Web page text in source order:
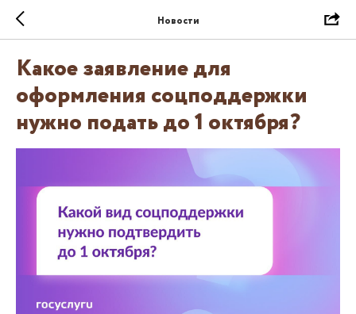
Новости
Какое заявление для
оформления соцподдержки
нужно подать до 1 октября?